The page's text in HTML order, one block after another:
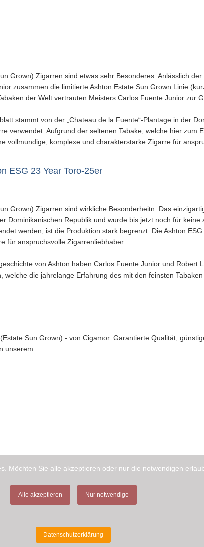
Grown) Zigarren sind etwas sehr Besonderes. Anlässlich
zusammen die limitierte Ashton Estate Sun Grown Linie
der Welt vertrauten Meisters Carlos Fuente Junior zur
stammt von der „Chateau de la Fuente“-Plantage in der
verwendet. Aufgrund der seltenen Tabake, welche hier zum
vollmundige, komplexe und charakterstarke Zigarre für
ESG 23 Year Toro-25er
Grown) Zigarren sind wirkliche Besonderheitn. Das
Dominikanischen Republik und wurde bis jetzt noch für
werden, ist die Produktion stark begrenzt. Die Ashton
für anspruchsvolle Zigarrenliebhaber.
von Ashton haben Carlos Fuente Junior und Robert
welche die jahrelange Erfahrung des mit den feinsten
Sun Grown) - von Cigamor. Garantierte Qualität,
unserem...
Möchten Sie alle akzeptieren oder nur die notwendigen
Alle akzeptieren Nur notwendige
Datenschutzerklärung